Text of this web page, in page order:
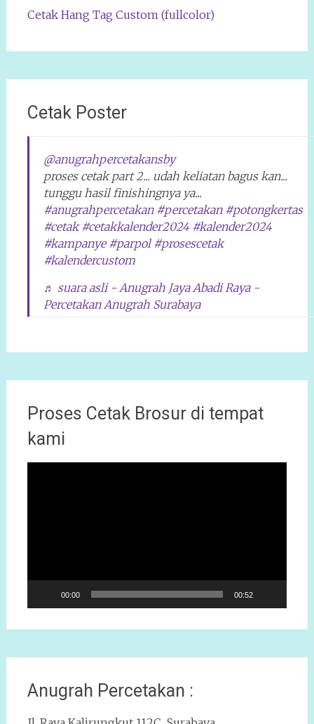
Cetak Hang Tag Custom (fullcolor)
Cetak Poster
@anugrahpercetakansby
proses cetak part 2... udah keliatan bagus kan...
tunggu hasil finishingnya ya...
#anugrahpercetakan #percetakan #potongkertas
#cetak #cetakkalender2024 #kalender2024
#kampanye #parpol #prosescetak
#kalendercustom
♬ suara asli - Anugrah Jaya Abadi Raya -
Percetakan Anugrah Surabaya
Proses Cetak Brosur di tempat
kami
00:00 00:52
Anugrah Percetakan :